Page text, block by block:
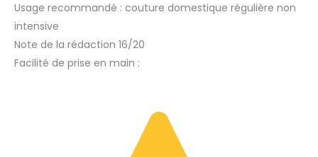
Usage recommandé : couture domestique régulière non
intensive
Note de la rédaction 16/20
Facilité de prise en main :